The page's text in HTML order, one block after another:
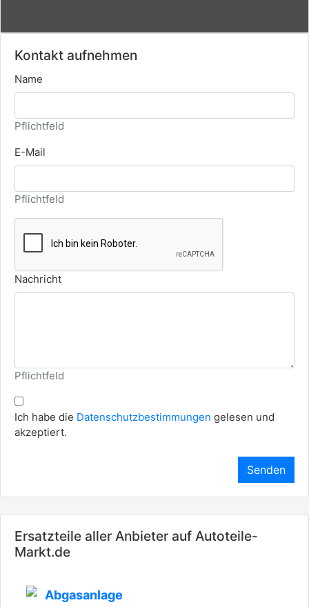
Kontakt aufnehmen
Name
Pflichtfeld
E-Mail
Pflichtfeld
Nachricht
Pflichtfeld
Ich habe die Datenschutzbestimmungen gelesen und
akzeptiert.
Senden
Ersatzteile aller Anbieter auf Autoteile-
Markt.de